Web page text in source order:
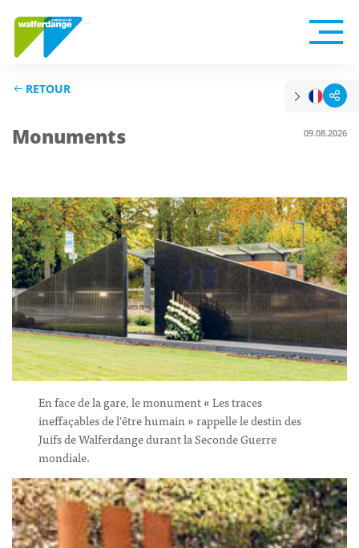
RETOUR
Monuments 09.08.2026
En face de la gare, le monument « Les traces
ineffaçables de l’être humain » rappelle le destin des
Juifs de Walferdange durant la Seconde Guerre
mondiale.